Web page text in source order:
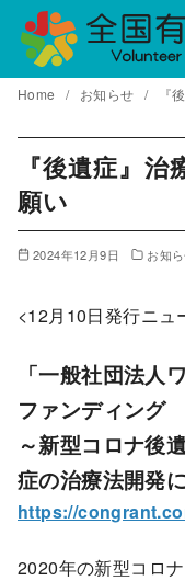
テ
Home お知らせ 『
『後遺症』
願い
2024年12月9日 お知
<12月10日発行ニュ
「一般社団法人
ファンディング
～新型コロナ後
症の治療法開発
https://
2020年の新型コロ